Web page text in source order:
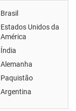
Brasil
Estados Unidos da
América
Índia
Alemanha
Paquistão
Argentina